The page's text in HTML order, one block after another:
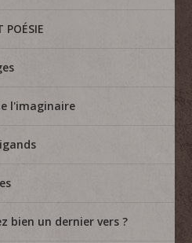
POÉSIE
l'imaginaire
bien un dernier vers ?